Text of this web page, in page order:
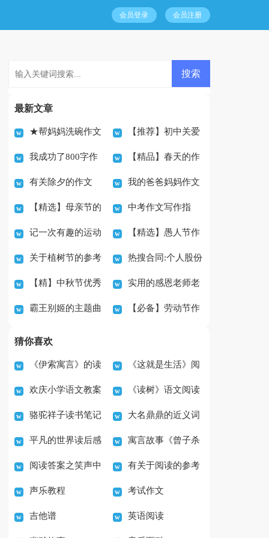
会员登录 会员注册
最新文章
★帮妈妈洗碗作文
11篇
【推荐】初中关爱
作文500字4篇
我成功了800字作
文
【精品】春天的作
文500字汇总十篇
有关除夕的作文
500字集合八篇
我的爸爸妈妈作文
(集合15篇)
【精选】母亲节的
作文500字集合8篇
中考作文写作指
导：让作文有新意
记一次有趣的运动
会英语作文
【精选】愚人节作
文900字十篇
关于植树节的参考
作文推荐
热搜合同:个人股份
协议书
【精】中秋节优秀
作文
实用的感恩老师老
师的作文700字集锦10
霸王别姬的主题曲 【必备】劳动节作
猜你喜欢
《伊索寓言》的读
后心得
《这就是生活》阅
读答案精选
欢庆小学语文教案 《读树》语文阅读
及答案
骆驼祥子读书笔记
400字（通用44篇）
大名鼎鼎的近义词
是什么
平凡的世界读后感
范文4篇
寓言故事《曾子杀
猪》读后感
阅读答案之笑声中
的雅俗之辨
有关于阅读的参考
答案
声乐教程 考试作文
吉他谱 英语阅读